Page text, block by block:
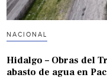
NACIONAL
Hidalgo – Obras del
abasto de agua en